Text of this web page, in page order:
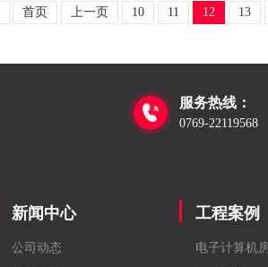
首页 上一页 10 11 12 13

服务热线：
0769-22119568
新闻中心
公司动态
工程案例
电子计算机